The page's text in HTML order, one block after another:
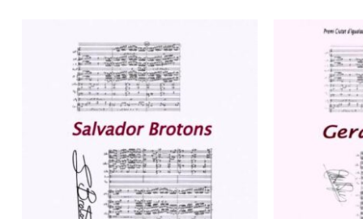
No hay productos en el carrito.
Go to shop